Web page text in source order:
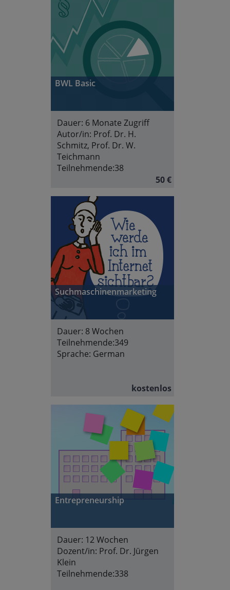
BWL Basic
Dauer: 6 Monate Zugriff
Autor/in: Prof. Dr. H.
Schmitz, Prof. Dr. W.
Teichmann
Teilnehmende:38
50 €
Suchmaschinenmarketing
Dauer: 8 Wochen
Teilnehmende:349
Sprache: German
kostenlos
Entrepreneurship
Dauer: 12 Wochen
Dozent/in: Prof. Dr. Jürgen
Klein
Teilnehmende:338